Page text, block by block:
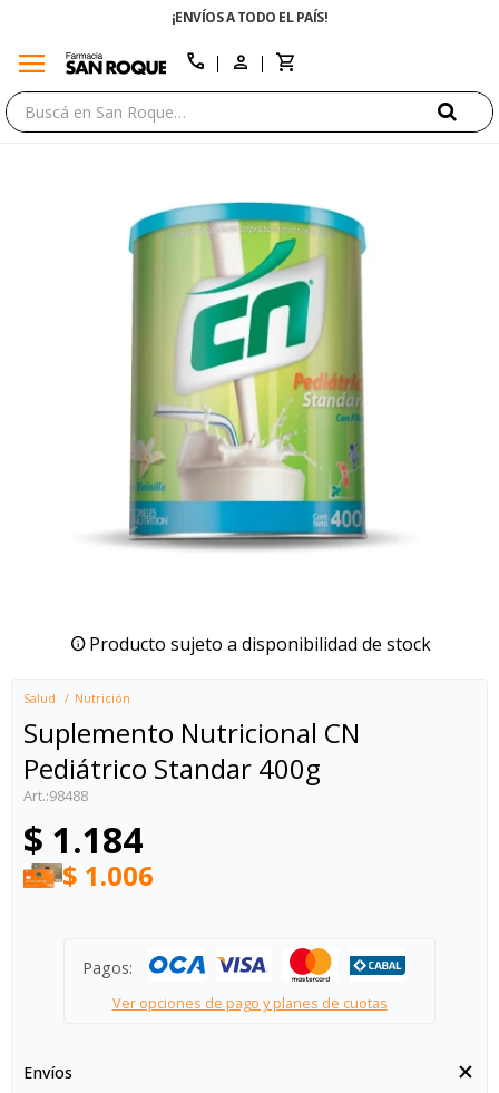
¡ENVÍOS A TODO EL PAÍS!
menu call
Producto sujeto a disponibilidad de stock
Salud Nutrición
Suplemento Nutricional CN
Pediátrico Standar 400g
98488
$ 1.184
$ 1.006
Pagos:
Ver opciones de pago y planes de cuotas
Envíos
close